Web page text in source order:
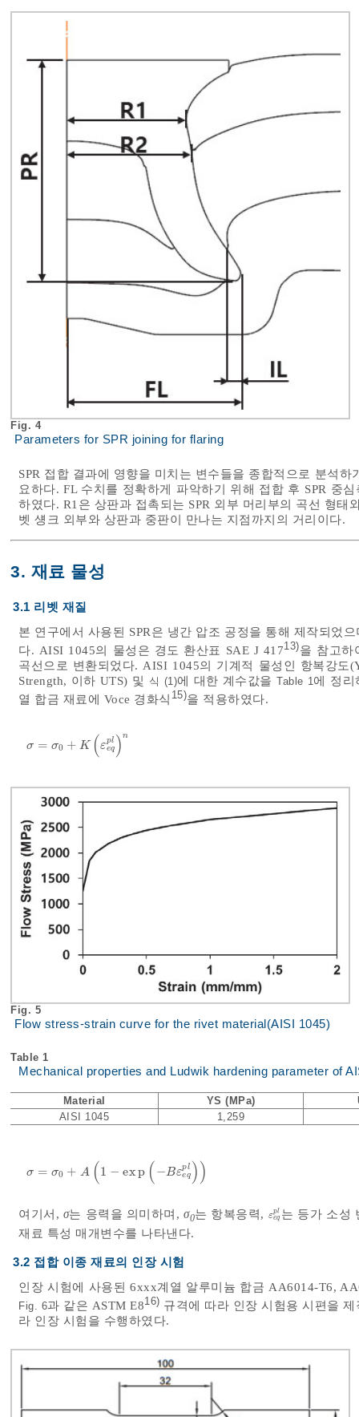
Fig. 4
Parameters for SPR joining for flaring
SPR 접합 결과에 영향을 미치는 변수들을 종합적으로 분석
요하다. FL 수치를 정확하게 파악하기 위해 접합 후 SPR 중
하였다. R1은 상판과 접촉되는 SPR 외부 머리부의 곡선 형
벳 섕크 외부와 상판과 중판이 만나는 지점까지의 거리이다.
3. 재료 물성
3.1 리벳 재질
본 연구에서 사용된 SPR은 냉간 압조 공정을 통해 제작되었
다. AISI 1045의 물성은 경도 환산표 SAE J 41713)을 참고하
곡선으로 변환되었다. AISI 1045의 기계적 물성인 항복강도
Strength, 이하 UTS) 및 식 (1)에 대한 계수값을Table 1 에 정
열 합금 재료에 Voce 경화식 15)을 적용하였다.
σ = σ0 + K (εpl
eq )n
σ=σ0 +K ε eq p
Fig. 5
Flow stress-strain curve for the rivet material(AISI 1045)
Table 1
Mechanical properties and Ludwik hardening parameter of
Material YS (MPa)
AISI 1045
1,259
σ = σ0 + A (1 − exp ( −Bεpl
eq ))
σ=σ 0+A 1-ex p -Bεeq p l
여기서, σ는 응력을 의미하며,σ0는 항복응력, εpl
eq
εeqpl
는 등가 소성
재료 특성 매개변수를 나타낸다.
3.2 접합 이종 재료의 인장 시험
인장 시험에 사용된 6xxx계열 알루미늄 합금 AA6014-T6,
Fig. 6과 같은 ASTM E816) 규격에 따라 인장 시험용 시편을
라 인장 시험을 수행하였다.